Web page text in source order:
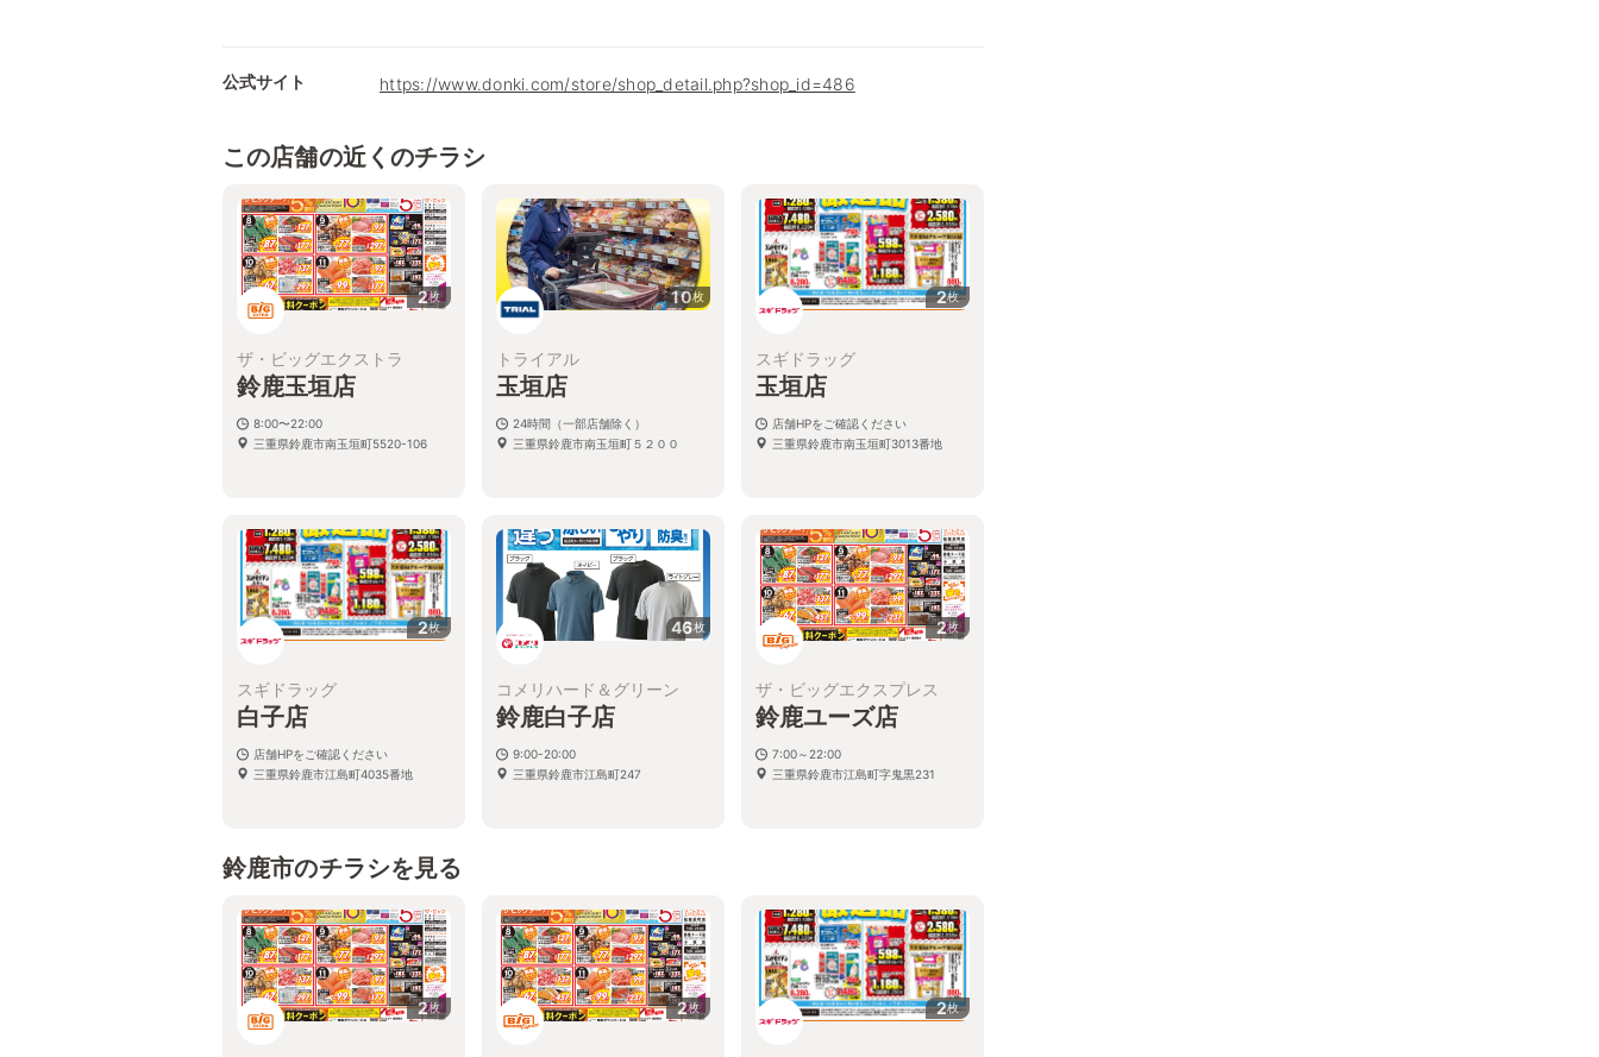
公式サイト https://www.donki.com/store/shop_detail.php?shop_id=486
この店舗の近くのチラシ
2枚
ザ・ビッグエクストラ
鈴鹿玉垣店
8:00〜22:00
三重県鈴鹿市南玉垣町5520-106
10枚
トライアル
玉垣店
24時間（一部店舗除く）
三重県鈴鹿市南玉垣町５２００
2枚
スギドラッグ
玉垣店
店舗HPをご確認ください
三重県鈴鹿市南玉垣町3013番地
2枚
スギドラッグ
白子店
店舗HPをご確認ください
三重県鈴鹿市江島町4035番地
46枚
コメリハード＆グリーン
鈴鹿白子店
9:00-20:00
三重県鈴鹿市江島町247
2枚
ザ・ビッグエクスプレス
鈴鹿ユーズ店
7:00～22:00
三重県鈴鹿市江島町字鬼黒231
鈴鹿市のチラシを見る
2枚 2枚 2枚